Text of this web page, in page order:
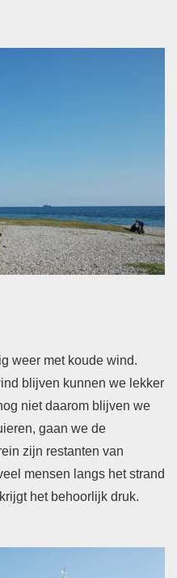
weer met koude wind.
blijven kunnen we lekker
niet daarom blijven we
gaan we de
zijn restanten van
mensen langs het strand
het behoorlijk druk.